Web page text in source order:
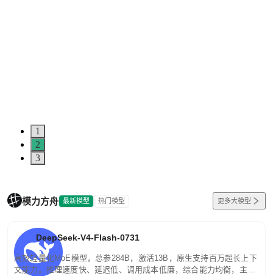
1
2
3
模力方舟 最新模型 热门模型 更多大模型
DeepSeek-V4-Flash-0731
高效轻量化MoE模型，总参284B，激活13B，原生支持百万超长上下
文能力。推理速度快、延迟低、调用成本低廉，综合能力均衡，主打